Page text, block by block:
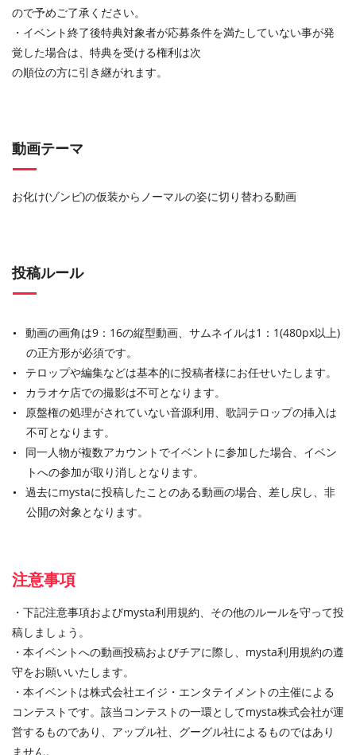
ので予めご了承ください。
・イベント終了後特典対象者が応募条件を満たしていない事が発
覚した場合は、特典を受ける権利は次
の順位の⽅に引き継がれます。
動画テーマ
お化け(ゾンビ)の仮装からノーマルの姿に切り替わる動画
投稿ルール
動画の画角は9：16の縦型動画、サムネイルは1：1(480px以上)
の正方形が必須です。
テロップや編集などは基本的に投稿者様にお任せいたします。
カラオケ店での撮影は不可となります。
原盤権の処理がされていない音源利用、歌詞テロップの挿入は
不可となります。
同一人物が複数アカウントでイベントに参加した場合、イベン
トへの参加が取り消しとなります。
過去にmystaに投稿したことのある動画の場合、差し戻し、非
公開の対象となります。
注意事項
・下記注意事項およびmysta利用規約、その他のルールを守って投
稿しましょう。
・本イベントへの動画投稿およびチアに際し、mysta利用規約の遵
守をお願いいたします。
・本イベントは株式会社エイジ・エンタテイメントの主催による
コンテストです。該当コンテストの一環としてmysta株式会社が運
営するものであり、アップル社、グーグル社によるものではあり
ません。